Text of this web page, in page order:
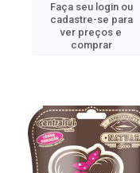
Faça seu login ou
cadastre-se para
ver preços e
comprar